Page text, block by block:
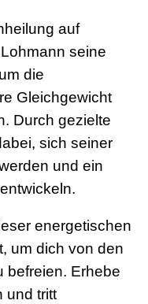
auf
seine
die
Gleichgewicht
Durch gezielte
sich seiner
und ein
energetischen
um dich von den
befreien. Erhebe
und tritt